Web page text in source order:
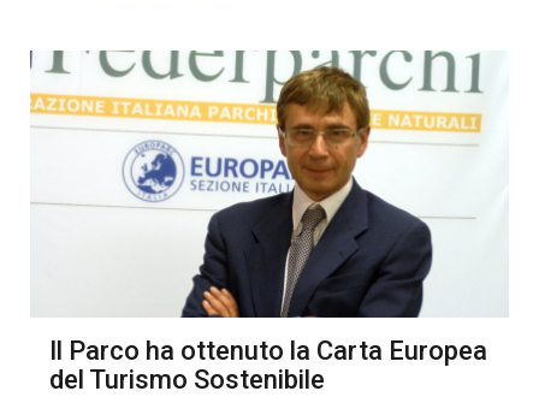
Il Parco ha ottenuto la Carta Europea
del Turismo Sostenibile